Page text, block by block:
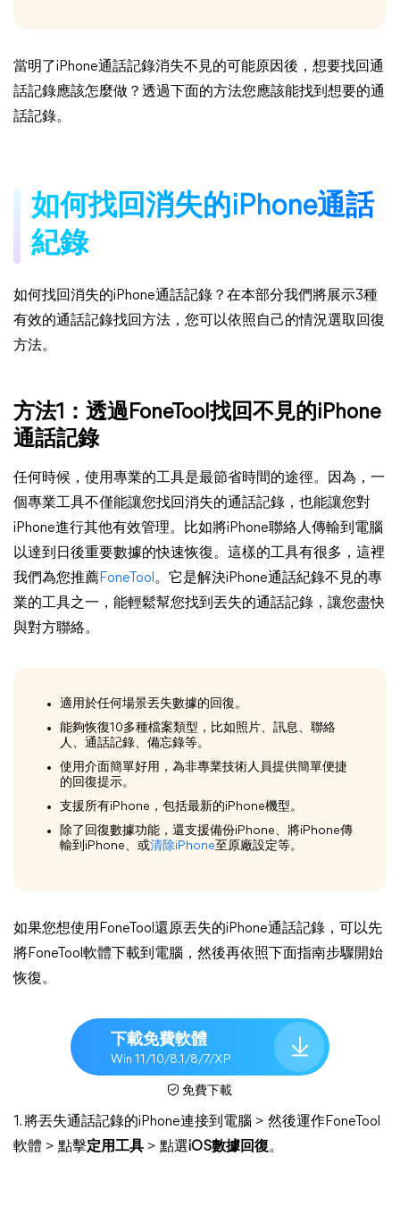
當明了iPhone通話記錄消失不見的可能原因後，想要找回通
話記錄應該怎麼做？透過下面的方法您應該能找到想要的通
話記錄。
如何找回消失的iPhone通話
紀錄
如何找回消失的iPhone通話記錄？在本部分我們將展示3種
有效的通話記錄找回方法，您可以依照自己的情況選取回復
方法。
方法1：透過FoneTool找回不見的iPhone
通話記錄
任何時候，使用專業的工具是最節省時間的途徑。因為，一
個專業工具不僅能讓您找回消失的通話記錄，也能讓您對
iPhone進行其他有效管理。比如將iPhone聯絡人傳輸到電腦
以達到日後重要數據的快速恢復。這樣的工具有很多，這裡
我們為您推薦 FoneTool 。它是解決iPhone通話紀錄不見的專
業的工具之一，能輕鬆幫您找到丟失的通話記錄，讓您盡快
與對方聯絡。
適用於任何場景丟失數據的回復。
能夠恢復10多種檔案類型，比如照片、訊息、聯絡
人、通話記錄、備忘錄等。
使用介面簡單好用，為非專業技術人員提供簡單便捷
的回復提示。
支援所有iPhone，包括最新的iPhone機型。
除了回復數據功能，還支援備份iPhone、將iPhone傳
輸到iPhone、或清除iPhone至原廠設定等。
如果您想使用FoneTool還原丟失的iPhone通話記錄，可以先
將FoneTool軟體下載到電腦，然後再依照下面指南步驟開始
恢復。
下載免費軟體
Win 11/10/8.1/8/7/XP
免費下載
1. 將丟失通話記錄的iPhone連接到電腦 > 然後運作FoneTool
軟體 > 點擊定用工具 > 點選iOS數據回復。